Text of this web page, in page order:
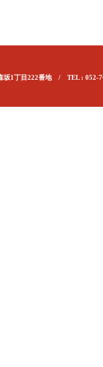
坂1丁目222番地 / TEL : 052-